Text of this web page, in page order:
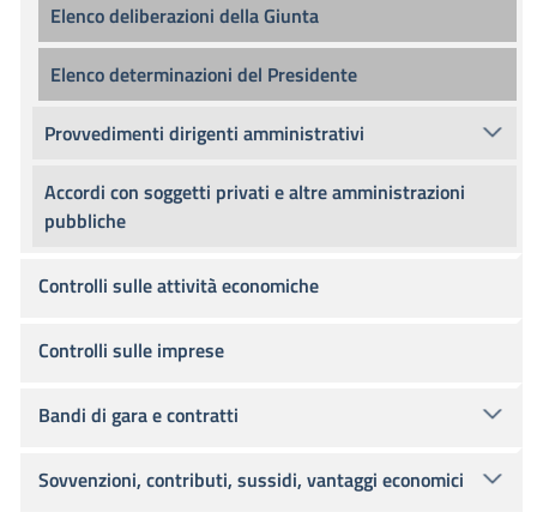
Elenco deliberazioni della Giunta
Elenco determinazioni del Presidente
Provvedimenti dirigenti amministrativi
Accordi con soggetti privati e altre amministrazioni
pubbliche
Controlli sulle attività economiche
Controlli sulle imprese
Bandi di gara e contratti
Sovvenzioni, contributi, sussidi, vantaggi economici